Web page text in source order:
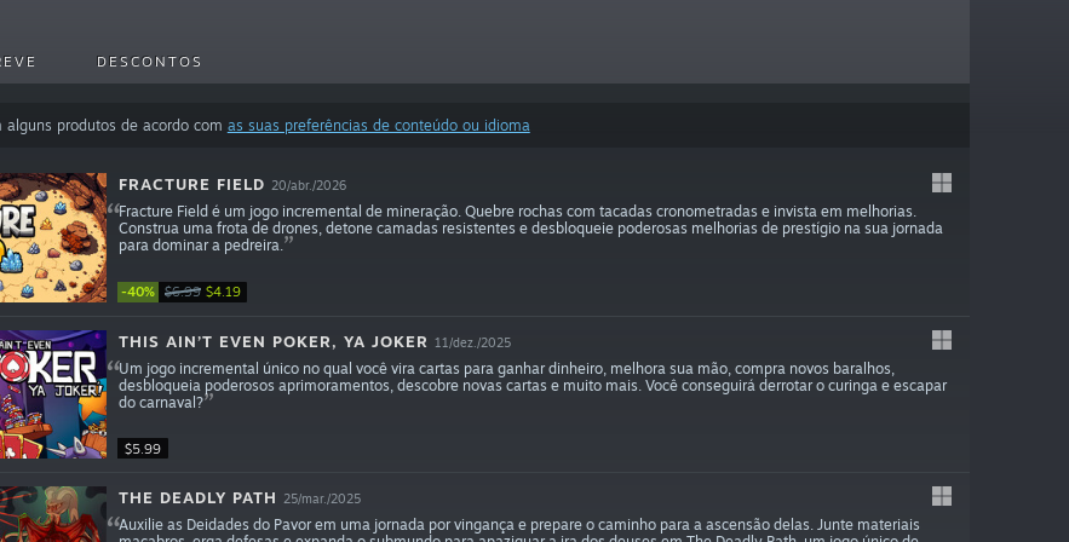
DESCONTOS
alguns produtos de acordo com as suas preferências de conteúdo ou idioma
-40% $6.99 $4.19
FRACTURE FIELD 20/abr./2026
Fracture Field é um jogo incremental de mineração. Quebre rochas com tacadas cronometradas e invista em melhorias.
Construa uma frota de drones, detone camadas resistentes e desbloqueie poderosas melhorias de prestígio na sua jornada
para dominar a pedreira.
$5.99
THIS AIN’T EVEN POKER, YA JOKER 11/dez./2025
Um jogo incremental único no qual você vira cartas para ganhar dinheiro, melhora sua mão, compra novos baralhos,
desbloqueia poderosos aprimoramentos, descobre novas cartas e muito mais. Você conseguirá derrotar o curinga e escapar
do carnaval?
THE DEADLY PATH 25/mar./2025
Auxilie as Deidades do Pavor em uma jornada por vingança e prepare o caminho para a ascensão delas. Junte materiais